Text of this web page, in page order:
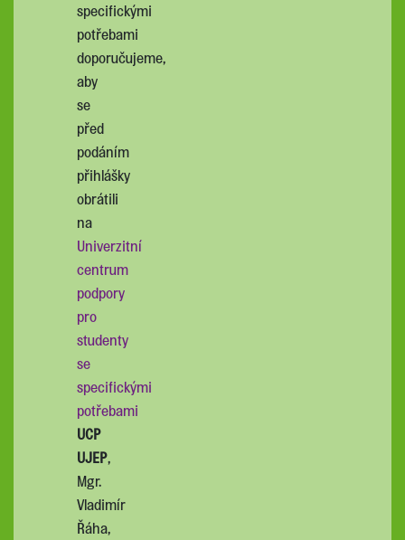
specifickými
potřebami
doporučujeme,
aby
se
před
podáním
přihlášky
obrátili
na
Univerzitní
centrum
podpory
pro
studenty
se
specifickými
potřebami
UCP
UJEP,
Mgr.
Vladimír
Řáha,